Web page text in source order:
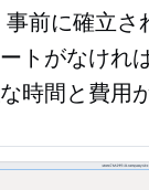
事前に確立さ
トがなけれ
時間と費用